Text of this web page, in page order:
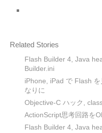
Related Stories
Flash Builder 4, Java
Builder.ini
iPhone, iPad で Flash
なりに
Objective-C ハック,
ActionScript思考回路を
Flash Builder 4, Java